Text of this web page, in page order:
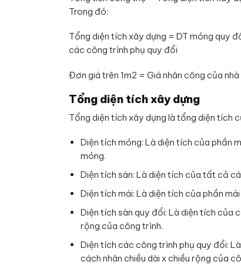
Trong đó:
Tổng diện tích xây dựng = DT móng quy
các công trình phụ quy đổi
Đơn giá trên 1m2 = Giá nhân công của
Tổng diện tích xây dựng
Tổng diện tích xây dựng là tổng diện tích
Diện tích móng: Là diện tích của phần
móng.
Diện tích sàn: Là diện tích của tất cả
Diện tích mái: Là diện tích của phần
Diện tích sàn quy đổi: Là diện tích của
rộng của công trình.
Diện tích các công trình phụ quy đổi:
cách nhân chiều dài x chiều rộng của